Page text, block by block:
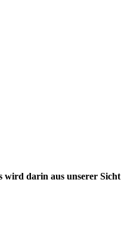
darin aus unserer Sicht